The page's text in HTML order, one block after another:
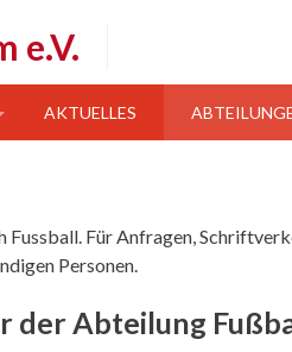
e.V.
AKTUELLES
Für Anfragen,
Personen.
der Abteilung